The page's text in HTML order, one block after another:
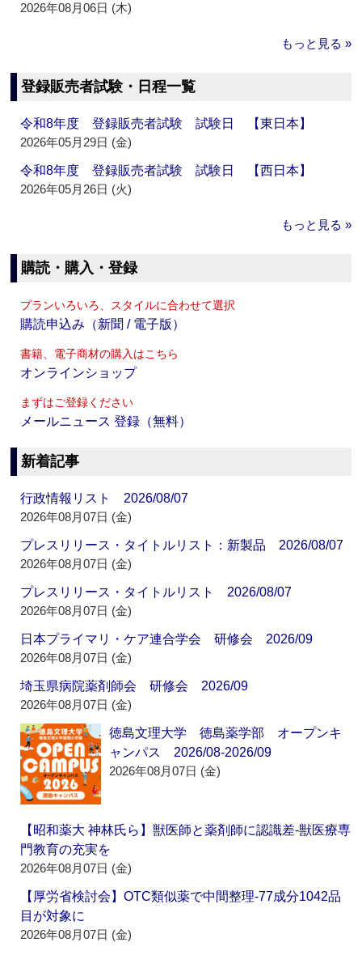
2026年08月06日 (木)
もっと見る »
登録販売者試験・日程一覧
令和8年度 登録販売者試験 試験日 【東日本】
2026年05月29日 (金)
令和8年度 登録販売者試験 試験日 【西日本】
2026年05月26日 (火)
もっと見る »
購読・購入・登録
プランいろいろ、スタイルに合わせて選択
購読申込み（新聞 / 電子版）
書籍、電子商材の購入はこちら
オンラインショップ
まずはご登録ください
メールニュース 登録（無料）
新着記事
行政情報リスト 2026/08/07
2026年08月07日 (金)
プレスリリース・タイトルリスト：新製品 2026/08/07
2026年08月07日 (金)
プレスリリース・タイトルリスト 2026/08/07
2026年08月07日 (金)
日本プライマリ・ケア連合学会 研修会 2026/09
2026年08月07日 (金)
埼玉県病院薬剤師会 研修会 2026/09
2026年08月07日 (金)
徳島文理大学 徳島薬学部 オープンキ
ャンパス 2026/08-2026/09
2026年08月07日 (金)
【昭和薬大 神林氏ら】獣医師と薬剤師に認識差‐獣医療専
門教育の充実を
2026年08月07日 (金)
【厚労省検討会】OTC類似薬で中間整理‐77成分1042品
目が対象に
2026年08月07日 (金)